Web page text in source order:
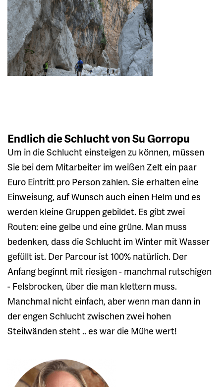
Endlich die Schlucht von Su Gorropu
Um in die Schlucht einsteigen zu können, müssen
Sie bei dem Mitarbeiter im weißen Zelt ein paar
Euro Eintritt pro Person zahlen. Sie erhalten eine
Einweisung, auf Wunsch auch einen Helm und es
werden kleine Gruppen gebildet. Es gibt zwei
Routen: eine gelbe und eine grüne. Man muss
bedenken, dass die Schlucht im Winter mit Wasser
gefüllt ist. Der Parcour ist 100% natürlich. Der
Anfang beginnt mit riesigen - manchmal rutschigen
- Felsbrocken, über die man klettern muss.
Manchmal nicht einfach, aber wenn man dann in
der engen Schlucht zwischen zwei hohen
Steilwänden steht .. es war die Mühe wert!